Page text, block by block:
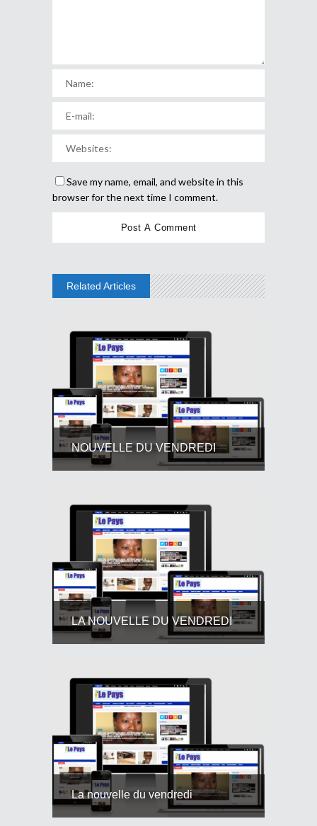
Save my name, email, and website in this
browser for the next time I comment.
Related Articles
NOUVELLE DU VENDREDI
LA NOUVELLE DU VENDREDI
La nouvelle du vendredi